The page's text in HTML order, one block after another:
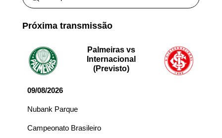
Próxima transmissão
Palmeiras vs
Internacional
(Previsto)
09/08/2026
Nubank Parque
Campeonato Brasileiro